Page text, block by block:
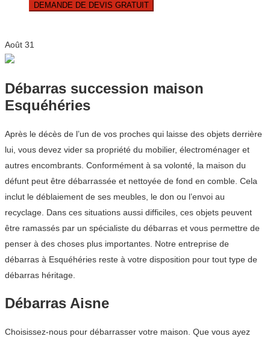
DEMANDE DE DEVIS GRATUIT
Août 31
Débarras succession maison
Esquéhéries
Après le décès de l’un de vos proches qui laisse des objets derrière
lui, vous devez vider sa propriété du mobilier, électroménager et
autres encombrants. Conformément à sa volonté, la maison du
défunt peut être débarrassée et nettoyée de fond en comble. Cela
inclut le déblaiement de ses meubles, le don ou l’envoi au
recyclage. Dans ces situations aussi difficiles, ces objets peuvent
être ramassés par un spécialiste du débarras et vous permettre de
penser à des choses plus importantes. Notre entreprise de
débarras à Esquéhéries reste à votre disposition pour tout type de
débarras héritage.
Débarras Aisne
Choisissez-nous pour débarrasser votre maison. Que vous ayez